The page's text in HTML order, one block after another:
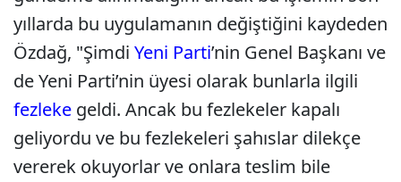
yıllarda bu uygulamanın değiştiğini kaydeden
Özdağ, "Şimdi Yeni Parti’nin Genel Başkanı ve
de Yeni Parti’nin üyesi olarak bunlarla ilgili
fezleke geldi. Ancak bu fezlekeler kapalı
geliyordu ve bu fezlekeleri şahıslar dilekçe
vererek okuyorlar ve onlara teslim bile